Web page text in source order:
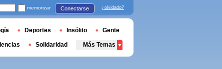
memorizar Conectarse ¿olvidado?
Deportes Insólito Gente
Solidaridad Más Temas